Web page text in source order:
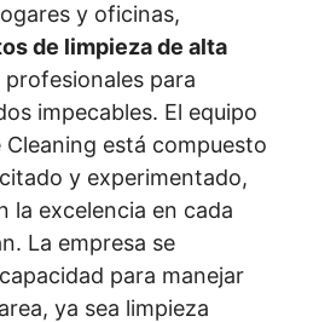
y oficinas,
de limpieza de alta
para
impecables. El equipo
Cleaning está compuesto
y experimentado,
la excelencia en cada
La empresa se
para manejar
ya sea limpieza